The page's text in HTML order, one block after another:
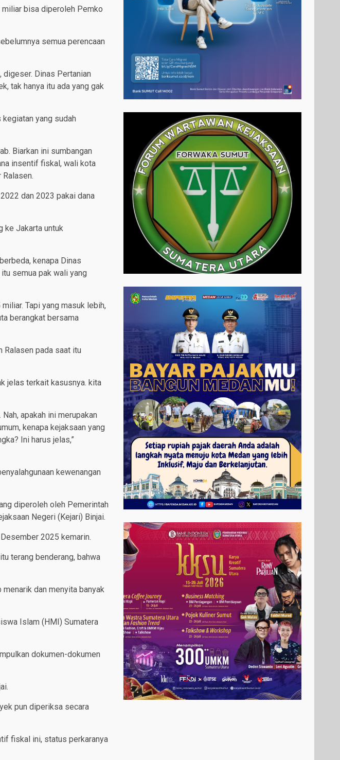
miliar bisa diperoleh Pemko
semua perencaan
digeser. Dinas Pertanian
tak hanya itu ada yang gak
yang sudah
Biarkan ini sumbangan
insentif fiskal, wali kota
dan 2023 pakai dana
ke Jakarta untuk
kenapa Dinas
semua pak wali yang
Tapi yang masuk lebih,
berangkat bersama
Ralasen pada saat itu
jelas terkait kasusnya. kita
apakah ini merupakan
kenapa kejaksaan yang
Ini harus jelas,”
kewenangan
diperoleh oleh Pemerintah
Negeri (Kejari) Binjai.
2025 kemarin.
terang benderang, bahwa
dan menyita banyak
Islam (HMI) Sumatera
dokumen-dokumen
pun diperiksa secara
fiskal ini, status perkaranya